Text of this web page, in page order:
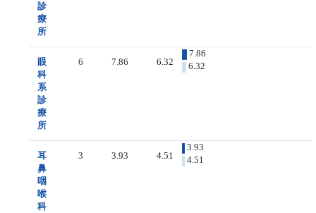
診
療
所
眼
科
系
診
療
所
6 7.86 6.32
7.86
6.32
耳
鼻
咽
喉
科
3 3.93 4.51
3.93
4.51